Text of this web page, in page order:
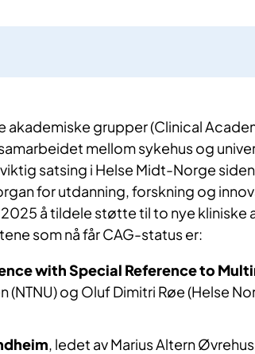
akademiske grupper (Clinical
mellom sykehus og
satsing i Helse Midt-Norge
for utdanning, forskning og
å tildele støtte til to nye kliniske
som nå får CAG-status er:
with Special Reference to
(NTNU) og Oluf Dimitri Røe (Helse
, ledet av Marius Altern